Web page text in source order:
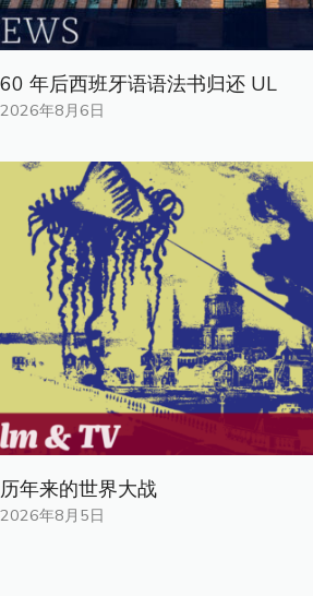
60 年后西班牙语语法书归还 UL
2026年8月6日
历年来的世界大战
2026年8月5日